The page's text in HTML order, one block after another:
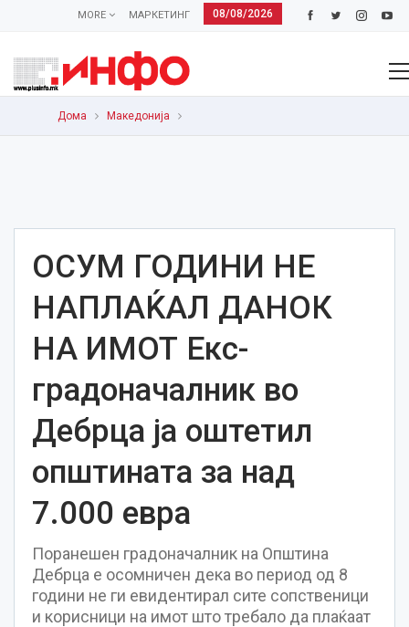
08/08/2026
МАРКЕТИНГ
MORE
Дома Македонија
ОСУМ ГОДИНИ НЕ
НАПЛАЌАЛ ДАНОК
НА ИМОТ Екс-
градоначалник во
Дебрца ја оштетил
општината за над
7.000 евра
Поранешен градоначалник на Општина
Дебрца е осомничен дека во период од 8
години не ги евидентирал сите сопственици
и корисници на имот што требало да плаќаат